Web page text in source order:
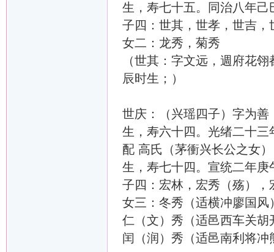
生，寿七十五。同治八年
子四：世其，世孝，世吉，
女二：龙秀，菊秀
（世其：字文远，週府花
辰时生；）
世庆：（兴瑶四子）字为
生，寿六十四。光绪二十
配 高氏（茅衝兴长公之女
生，寿七十四。宣统二年
子四：宏林，宏秀（殇），
女三：冬秀（适横冲廖国风
仁（文）秀（适邑西车关胡
闰（润）秀（适邑南利将冲